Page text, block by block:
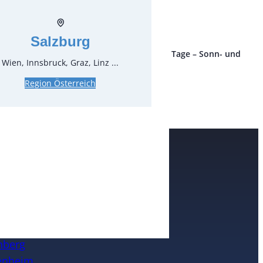
Stück und Mieteinheit (1 Mieteinheit = 3 Tage – Sonn- und
ohne Berechnung), zzgl. Endreinigung
Salzburg
Wien, Innsbruck, Graz, Linz ...
Region Österreich